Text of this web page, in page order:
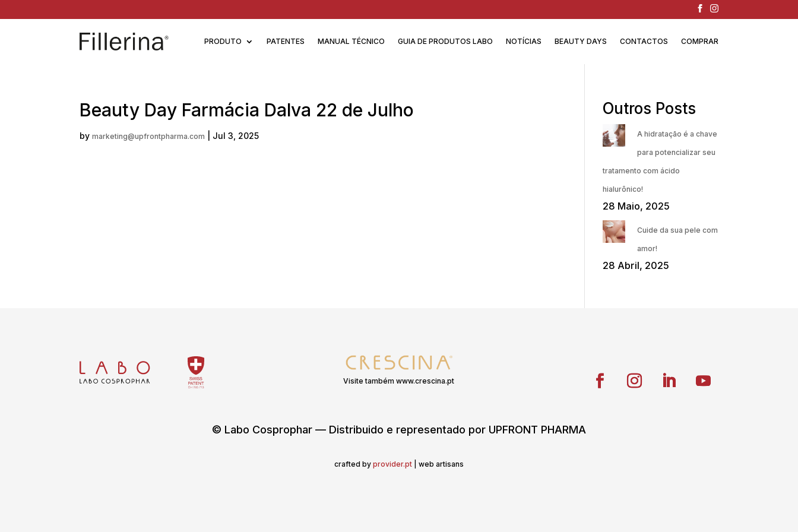
PRODUTO PATENTES MANUAL TÉCNICO GUIA DE PRODUTOS LABO NOTÍCIAS BEAUTY DAYS CONTACTOS COMPRAR
Beauty Day Farmácia Dalva 22 de Julho
bymarketing@upfrontpharma.com Jul 3, 2025
Outros Posts
A hidratação é a chave
para potencializar seu
tratamento com ácido
hialurônico!
28 Maio, 2025
Cuide da sua pele com
amor!
28 Abril, 2025
Visite também www.crescina.pt
© Labo Cosprophar — Distribuido e representado por UPFRONT PHARMA
crafted by provider.pt | web artisans